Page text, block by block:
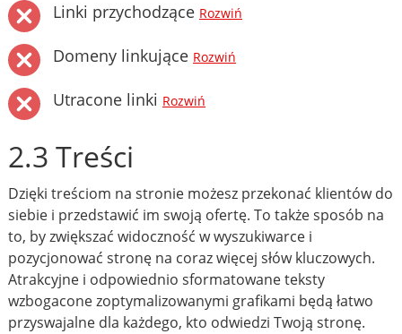
Linki przychodzące Rozwiń
Domeny linkujące Rozwiń
Utracone linki Rozwiń
2.3 Treści
Dzięki treściom na stronie możesz przekonać klientów do
siebie i przedstawić im swoją ofertę. To także sposób na
to, by zwiększać widoczność w wyszukiwarce i
pozycjonować stronę na coraz więcej słów kluczowych.
Atrakcyjne i odpowiednio sformatowane teksty
wzbogacone zoptymalizowanymi grafikami będą łatwo
przyswajalne dla każdego, kto odwiedzi Twoją stronę.